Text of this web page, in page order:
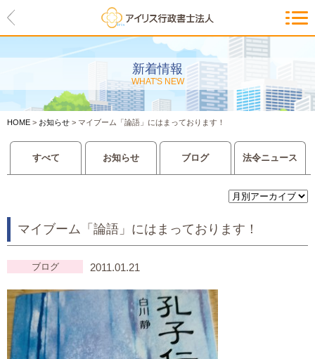
新着情報
WHAT'S NEW
HOME > お知らせ > マイブーム「論語」にはまっております！
すべて お知らせ ブログ 法令ニュース
マイブーム「論語」にはまっております！
ブログ 2011.01.21
HOME
アイリスの紹介
代表ご挨拶・経営理念・アイリス
のお約束
会社概要・アクセスマップ
サービス一覧
入管等外国人各種手続き
建設業許可申請
事業に必要な許認可取得サポート
大切な書類作成サポート